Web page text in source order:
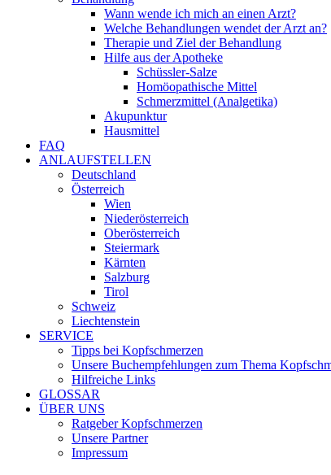
Wann wende ich mich an einen Arzt?
Welche Behandlungen wendet der Arzt an?
Therapie und Ziel der Behandlung
Hilfe aus der Apotheke
Schüssler-Salze
Homöopathische Mittel
Schmerzmittel (Analgetika)
Akupunktur
Hausmittel
FAQ
ANLAUFSTELLEN
Deutschland
Österreich
Wien
Niederösterreich
Oberösterreich
Steiermark
Kärnten
Salzburg
Tirol
Schweiz
Liechtenstein
SERVICE
Tipps bei Kopfschmerzen
Unsere Buchempfehlungen zum Thema
Hilfreiche Links
GLOSSAR
ÜBER UNS
Ratgeber Kopfschmerzen
Unsere Partner
Impressum